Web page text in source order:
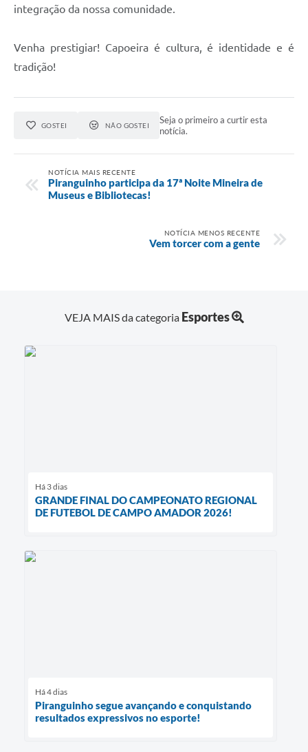
integração da nossa comunidade.
Venha prestigiar! Capoeira é cultura, é identidade e é
tradição!
GOSTEI NÃO GOSTEI
Seja o primeiro a curtir esta
notícia.
NOTÍCIA MAIS RECENTE
Piranguinho participa da 17ª Noite Mineira de
Museus e Bibliotecas!
NOTÍCIA MENOS RECENTE
Vem torcer com a gente
VEJA MAIS da categoria Esportes
Há 3 dias
GRANDE FINAL DO CAMPEONATO REGIONAL
DE FUTEBOL DE CAMPO AMADOR 2026!
Há 4 dias
Piranguinho segue avançando e conquistando
resultados expressivos no esporte!